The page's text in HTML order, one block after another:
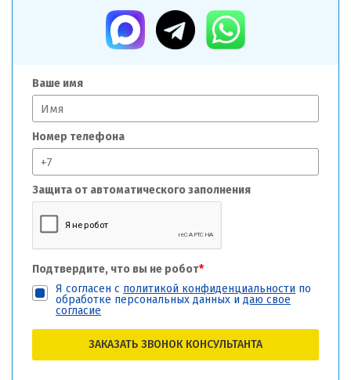
Ваше имя
Номер телефона
Защита от автоматического заполнения
Подтвердите, что вы не робот*
Я согласен с политикой конфиденциальности по
обработке персональных данных и даю свое
согласие
ЗАКАЗАТЬ ЗВОНОК КОНСУЛЬТАНТА